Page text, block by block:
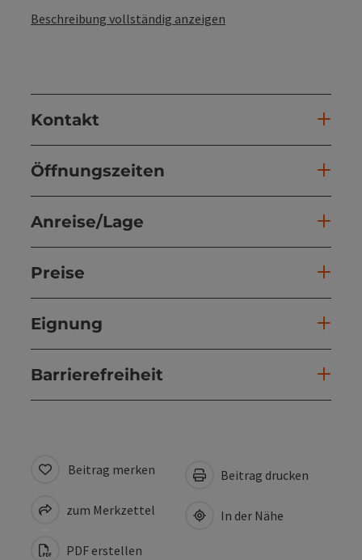
Beschreibung vollständig anzeigen
Kontakt
Öffnungszeiten
Anreise/Lage
Preise
Eignung
Barrierefreiheit
Beitrag merken
zum Merkzettel
PDF erstellen
Beitrag drucken
In der Nähe